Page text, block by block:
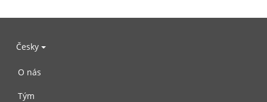
Česky
O nás
Tým